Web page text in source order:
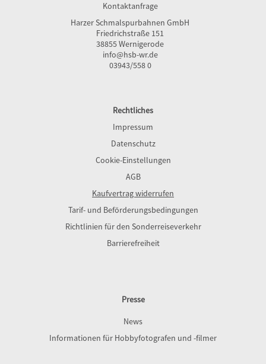
Kontaktanfrage
Harzer Schmalspurbahnen GmbH
Friedrichstraße 151
38855 Wernigerode
info@hsb-wr.de
03943/558 0
Rechtliches
Impressum
Datenschutz
Cookie-Einstellungen
AGB
Kaufvertrag widerrufen
Tarif- und Beförderungsbedingungen
Richtlinien für den Sonderreiseverkehr
Barrierefreiheit
Presse
News
Informationen für Hobbyfotografen und -filmer